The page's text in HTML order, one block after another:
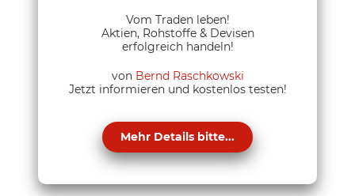
Vom Traden leben!
Aktien, Rohstoffe & Devisen
erfolgreich handeln!
von Bernd Raschkowski
Jetzt informieren und kostenlos testen!
Mehr Details bitte...